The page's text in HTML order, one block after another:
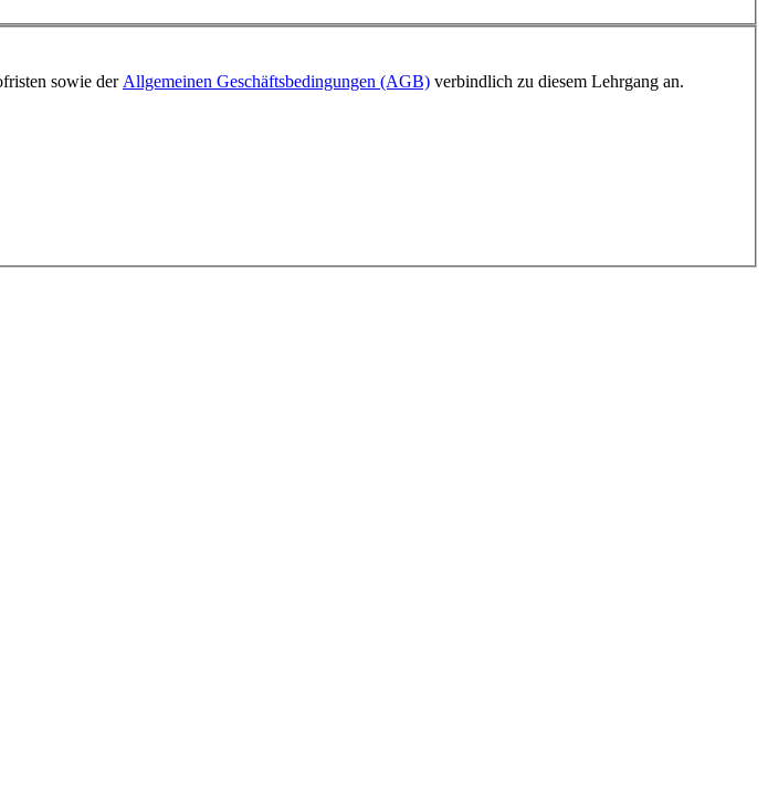
sowie der Allgemeinen Geschäftsbedingungen (AGB) verbindlich zu diesem Lehrgang an.